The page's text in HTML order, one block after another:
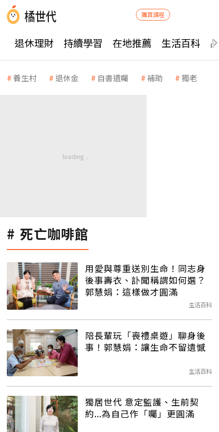
購買課程
退休理財 持續學習 在地推薦 生活百科
養生村 退休金 自書遺囑 補助 獨老
死亡咖啡館
用愛與尊重送別生命！同志身
後事壽衣、訃聞稱謂如何選？
郭慧娟：這樣做才圓滿
生活百科
陪長輩玩「喪禮桌遊」聊身後
事！郭慧娟：讓生命不留遺憾
生活百科
獨居世代 意定監護、生前契
約...為自己作「囑」更圓滿